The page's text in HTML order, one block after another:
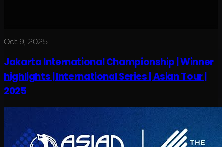
Oct 9, 2025
Jakarta International Championship | Winner
highlights | International Series | Asian Tour |
2025